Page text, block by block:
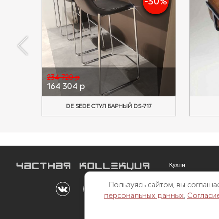
234 720 р
164 304 р
DE SEDE СТУЛ БАРНЫЙ DS-717
Пользуясь сайтом, вы
персональных данных
Кухни
Outdoor
Свет